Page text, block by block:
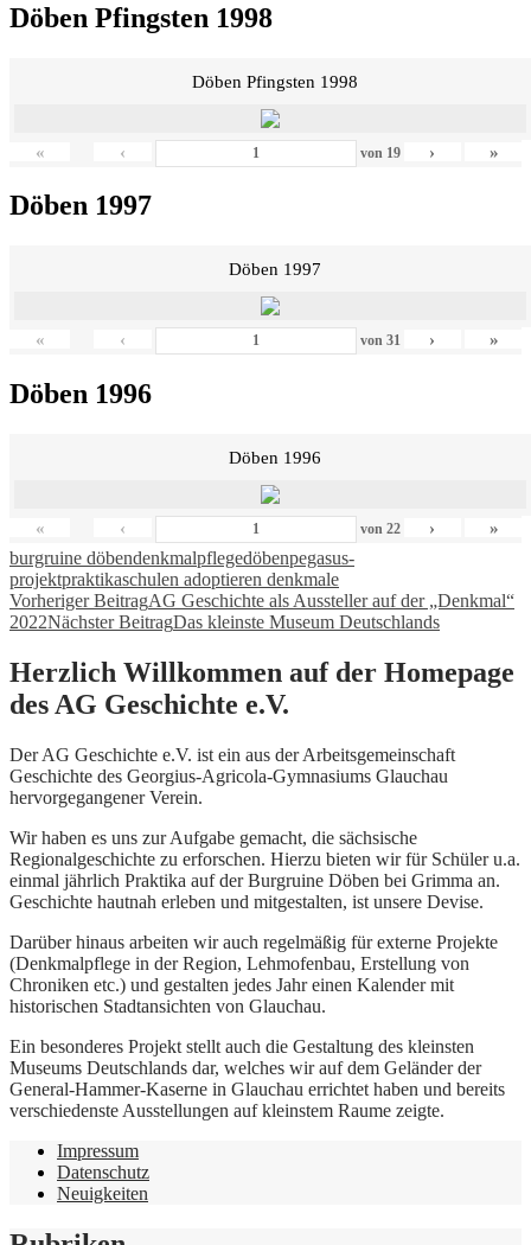
Döben Pfingsten 1998
Döben Pfingsten 1998
« ‹ von 19 › »
Döben 1997
Döben 1997
« ‹ von 31 › »
Döben 1996
Döben 1996
« ‹ von 22 › »
burgruine döbendenkmalpflegedöbenpegasus-
projektpraktikaschulen adoptieren denkmale
Beitragsnavigation
Vorheriger BeitragAG Geschichte als Aussteller auf der „Denkmal“
2022Nächster BeitragDas kleinste Museum Deutschlands
Herzlich Willkommen auf der Homepage
des AG Geschichte e.V.
Der AG Geschichte e.V. ist ein aus der Arbeitsgemeinschaft
Geschichte des Georgius-Agricola-Gymnasiums Glauchau
hervorgegangener Verein.
Wir haben es uns zur Aufgabe gemacht, die sächsische
Regionalgeschichte zu erforschen. Hierzu bieten wir für Schüler u.a.
einmal jährlich Praktika auf der Burgruine Döben bei Grimma an.
Geschichte hautnah erleben und mitgestalten, ist unsere Devise.
Darüber hinaus arbeiten wir auch regelmäßig für externe Projekte
(Denkmalpflege in der Region, Lehmofenbau, Erstellung von
Chroniken etc.) und gestalten jedes Jahr einen Kalender mit
historischen Stadtansichten von Glauchau.
Ein besonderes Projekt stellt auch die Gestaltung des kleinsten
Museums Deutschlands dar, welches wir auf dem Geländer der
General-Hammer-Kaserne in Glauchau errichtet haben und bereits
verschiedenste Ausstellungen auf kleinstem Raume zeigte.
Impressum
Datenschutz
Neuigkeiten